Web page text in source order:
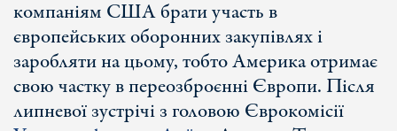
компаніям США брати участь в
європейських оборонних закупівлях і
заробляти на цьому, тобто Америка отримає
свою частку в переозброєнні Європи. Після
липневої зустрічі з головою Єврокомісії